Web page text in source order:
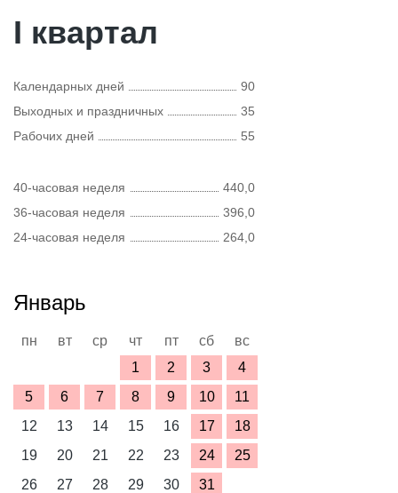
I квартал
Календарных дней
90
Выходных и праздничных
35
Рабочих дней
55
40-часовая неделя
440,0
36-часовая неделя
396,0
24-часовая неделя
264,0
Январь
пн вт ср чт пт сб
вс
1
2 3
4
5
6 7 8 9 10
11
12
13 14 15 16 17
18
19
20 21 22 23 24
25
26
27 28 29 30 31